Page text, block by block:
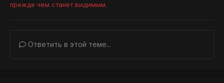
прежде чем станет видимым.
Ответить в этой теме...